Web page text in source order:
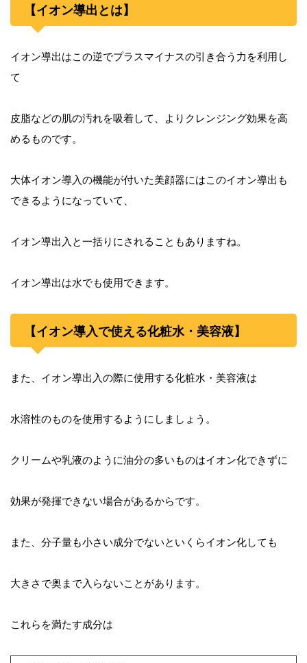
【イオン導出とは】
イオン導出はこの逆でプラスマイナスの引き合う力を利用し
て
皮脂などの肌の汚れを吸着して、よりクレンジング効果を高
めるものです。
大体イオン導入の機能が付いた美顔器にはこのイオン導出も
できるようになっていて、
イオン導出入と一括りにされることもありますね。
イオン導出は水でも使用できます。
【イオン導入で使える化粧水・美容液】
また、イオン導出入の際に使用する化粧水・美容液は
水溶性のものを使用するようにしましょう。
クリームや乳液のように油分の多いものはイオン化できずに
効果が発揮できない場合があるからです。
また、分子量も小さい成分でないといくらイオン化しても
大きさで奥まで入らないことがあります。
これらを満たす成分は